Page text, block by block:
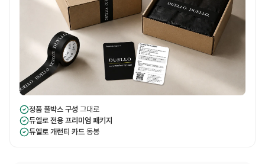
정품 풀박스 구성 그대로
듀엘로 전용 프리미엄 패키지
듀엘로 개런티 카드 동봉